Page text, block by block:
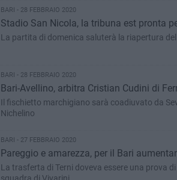
BARI - 28 FEBBRAIO 2020
Stadio San Nicola, la tribuna est pronta
La partita di domenica saluterà la riapertura
BARI - 28 FEBBRAIO 2020
Bari-Avellino, arbitra Cristian Cudini di
Il fischietto marchigiano sarà coadiuvato da
Nichelino
BARI - 27 FEBBRAIO 2020
Pareggio e amarezza, per il Bari
La trasferta di Terni doveva essere una prova